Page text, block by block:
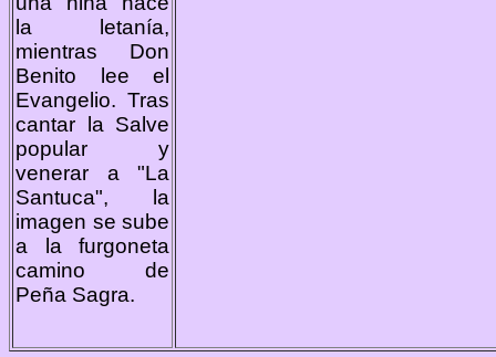
la letanía,
mientras Don
Benito lee el
Evangelio. Tras
cantar la Salve
popular y
venerar a "La
Santuca", la
imagen se sube
a la furgoneta
camino de
Peña Sagra.